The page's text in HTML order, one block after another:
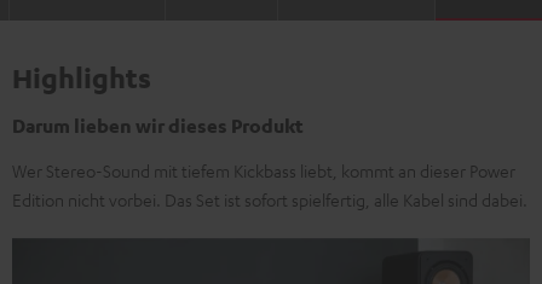
Highlights
Darum lieben wir dieses Produkt
Wer Stereo-Sound mit tiefem Kickbass liebt, kommt an dieser Power
Edition nicht vorbei. Das Set ist sofort spielfertig, alle Kabel sind dabei.